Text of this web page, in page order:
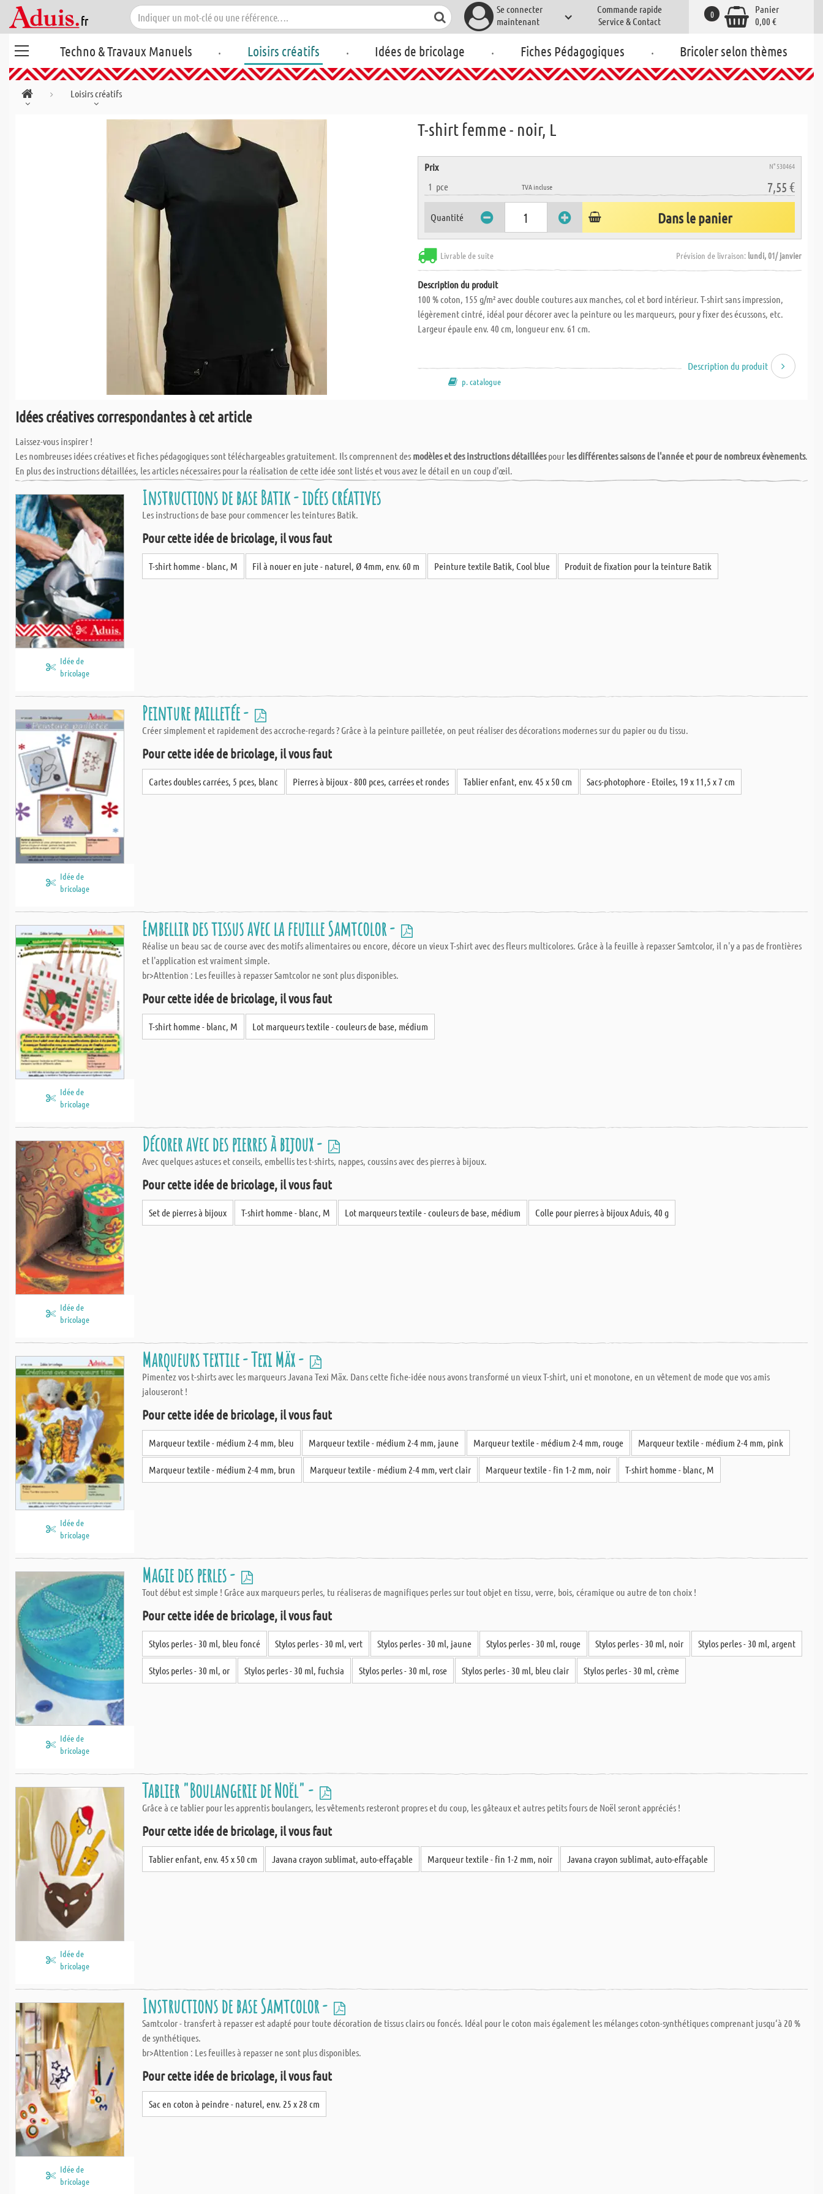
Se connecter
maintenant
Commande rapide
Service & Contact
Panier
0,00 €
0
Techno & Travaux Manuels . Loisirs créatifs . Idées de bricolage . Fiches Pédagogiques . Bricoler selon thèmes
Loisirs créatifs
T-shirt femme - noir, L
Prix N° 530464
1 pce TVA incluse 7,55 €
Quantité Dans le panier
Livrable de suite Prévision de livraison: lundi, 01/ janvier
Description du produit
100 % coton, 155 g/m² avec double coutures aux manches, col et bord intérieur. T-shirt sans impression,
légèrement cintré, idéal pour décorer avec la peinture ou les marqueurs, pour y fixer des écussons, etc.
Largeur épaule env. 40 cm, longueur env. 61 cm.
Description du produit
p. catalogue
Idées créatives correspondantes à cet article
Laissez-vous inspirer !
Les nombreuses idées créatives et fiches pédagogiques sont téléchargeables gratuitement. Ils comprennent des modèles et des instructions détailléespour les différentes saisons de l'année et pour de nombreux évènements.
En plus des instructions détaillées, les articles nécessaires pour la réalisation de cette idée sont listés et vous avez le détail en un coup d'œil.
Idée de
bricolage
Instructions de base Batik - idées créatives
Les instructions de base pour commencer les teintures Batik.
Pour cette idée de bricolage, il vous faut
T-shirt homme - blanc, M Fil à nouer en jute - naturel, Ø 4mm, env. 60 m Peinture textile Batik, Cool blue Produit de fixation pour la teinture Batik
Idée de
bricolage
Peinture pailletée -
Créer simplement et rapidement des accroche-regards ? Grâce à la peinture pailletée, on peut réaliser des décorations modernes sur du papier ou du tissu.
Pour cette idée de bricolage, il vous faut
Cartes doubles carrées, 5 pces, blanc Pierres à bijoux - 800 pces, carrées et rondes Tablier enfant, env. 45 x 50 cm Sacs-photophore - Etoiles, 19 x 11,5 x 7 cm
Idée de
bricolage
Embellir des tissus avec la feuille Samtcolor -
Réalise un beau sac de course avec des motifs alimentaires ou encore, décore un vieux T-shirt avec des fleurs multicolores. Grâce à la feuille à repasser Samtcolor, il n'y a pas de frontières
et l'application est vraiment simple.
br>Attention : Les feuilles à repasser Samtcolor ne sont plus disponibles.
Pour cette idée de bricolage, il vous faut
T-shirt homme - blanc, M Lot marqueurs textile - couleurs de base, médium
Idée de
bricolage
Décorer avec des pierres à bijoux -
Avec quelques astuces et conseils, embellis tes t-shirts, nappes, coussins avec des pierres à bijoux.
Pour cette idée de bricolage, il vous faut
Set de pierres à bijoux T-shirt homme - blanc, M Lot marqueurs textile - couleurs de base, médium Colle pour pierres à bijoux Aduis, 40 g
Idée de
bricolage
Marqueurs textile - Texi Mäx -
Pimentez vos t-shirts avec les marqueurs Javana Texi Mäx. Dans cette fiche-idée nous avons transformé un vieux T-shirt, uni et monotone, en un vêtement de mode que vos amis
jalouseront !
Pour cette idée de bricolage, il vous faut
Marqueur textile - médium 2-4 mm, bleu Marqueur textile - médium 2-4 mm, jaune Marqueur textile - médium 2-4 mm, rouge Marqueur textile - médium 2-4 mm, pink
Marqueur textile - médium 2-4 mm, brun Marqueur textile - médium 2-4 mm, vert clair Marqueur textile - fin 1-2 mm, noir T-shirt homme - blanc, M
Idée de
bricolage
Magie des perles -
Tout début est simple ! Grâce aux marqueurs perles, tu réaliseras de magnifiques perles sur tout objet en tissu, verre, bois, céramique ou autre de ton choix !
Pour cette idée de bricolage, il vous faut
Stylos perles - 30 ml, bleu foncé Stylos perles - 30 ml, vert Stylos perles - 30 ml, jaune Stylos perles - 30 ml, rouge Stylos perles - 30 ml, noir Stylos perles - 30 ml, argent
Stylos perles - 30 ml, or Stylos perles - 30 ml, fuchsia Stylos perles - 30 ml, rose Stylos perles - 30 ml, bleu clair Stylos perles - 30 ml, crème
Idée de
bricolage
Tablier "Boulangerie de Noël" -
Grâce à ce tablier pour les apprentis boulangers, les vêtements resteront propres et du coup, les gâteaux et autres petits fours de Noël seront appréciés !
Pour cette idée de bricolage, il vous faut
Tablier enfant, env. 45 x 50 cm Javana crayon sublimat, auto-effaçable Marqueur textile - fin 1-2 mm, noir Javana crayon sublimat, auto-effaçable
Idée de
bricolage
Instructions de base Samtcolor -
Samtcolor - transfert à repasser est adapté pour toute décoration de tissus clairs ou foncés. Idéal pour le coton mais également les mélanges coton-synthétiques comprenant jusqu‘à 20 %
de synthétiques.
br>Attention : Les feuilles à repasser ne sont plus disponibles.
Pour cette idée de bricolage, il vous faut
Sac en coton à peindre - naturel, env. 25 x 28 cm